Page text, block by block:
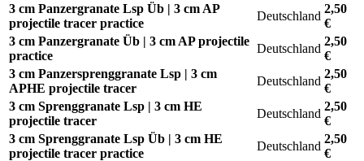
3 cm Panzergranate Lsp Üb | 3 cm AP
projectile tracer practice
Deutschland
2,50
€
3 cm Panzergranate Üb | 3 cm AP projectile
practice
Deutschland
2,50
€
3 cm Panzersprenggranate Lsp | 3 cm
APHE projectile tracer
Deutschland
2,50
€
3 cm Sprenggranate Lsp | 3 cm HE
projectile tracer
Deutschland
2,50
€
3 cm Sprenggranate Lsp Üb | 3 cm HE
projectile tracer practice
Deutschland
2,50
€